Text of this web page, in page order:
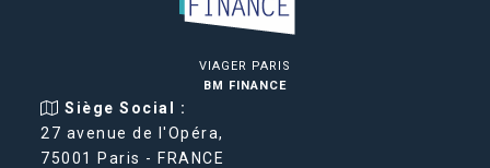
VIAGER PARIS
BM FINANCE
Siège Social :
27 avenue de l'Opéra,
75001 Paris - FRANCE